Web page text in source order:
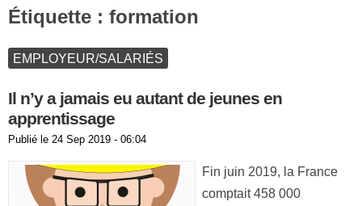
Étiquette : formation
EMPLOYEUR/SALARIÉS
Il n’y a jamais eu autant de jeunes en
apprentissage
Publié le 24 Sep 2019 - 06:04
Fin juin 2019, la France
comptait 458 000